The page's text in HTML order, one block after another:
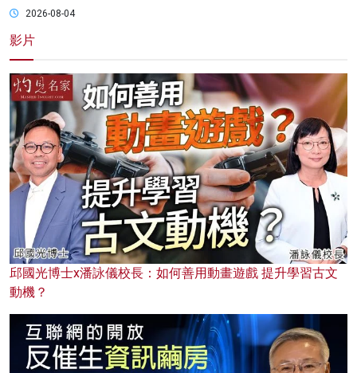
2026-08-04
影片
邱國光博士x潘詠儀校長：如何善用動畫遊戲 提升學習古文
動機？